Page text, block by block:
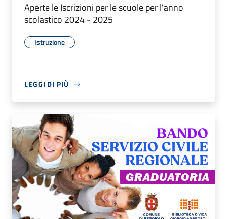
Aperte le Iscrizioni per le scuole per l'anno
scolastico 2024 - 2025
Istruzione
LEGGI DI PIÙ